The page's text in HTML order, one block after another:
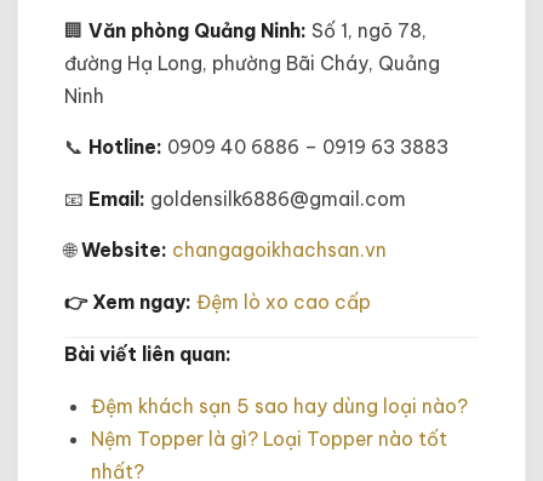
🏢 Văn phòng Quảng Ninh: Số 1, ngõ 78,
đường Hạ Long, phường Bãi Cháy, Quảng
Ninh
📞 Hotline: 0909 40 6886 – 0919 63 3883
📧 Email: goldensilk6886@gmail.com
🌐Website: changagoikhachsan.vn
👉 Xem ngay: Đệm lò xo cao cấp
Bài viết liên quan:
Đệm khách sạn 5 sao hay dùng loại nào?
Nệm Topper là gì? Loại Topper nào tốt
nhất?